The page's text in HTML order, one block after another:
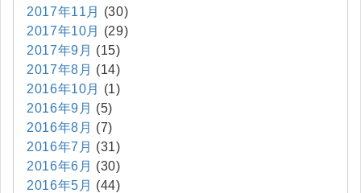
2017年11月
(30)
2017年10月
(29)
2017年9月 (15)
2017年8月 (14)
2016年10月
(1)
2016年9月 (5)
2016年8月 (7)
2016年7月 (31)
2016年6月 (30)
2016年5月 (44)